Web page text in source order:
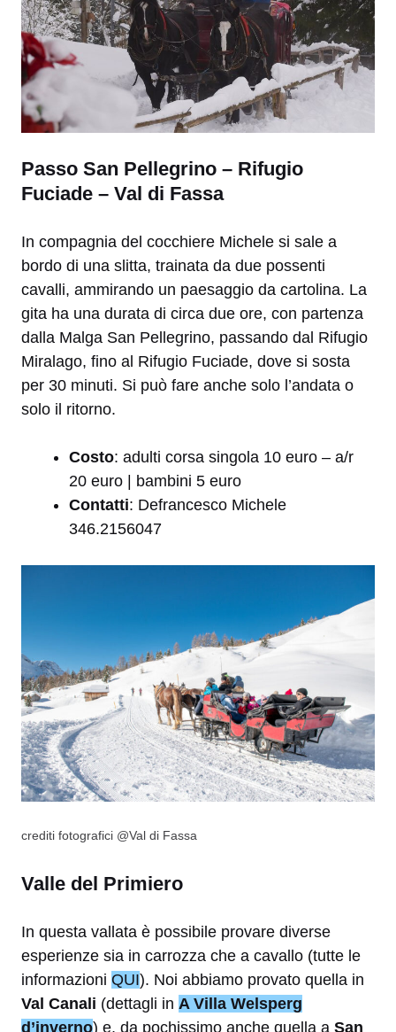
Passo San Pellegrino – Rifugio
Fuciade – Val di Fassa
In compagnia del cocchiere Michele si sale a
bordo di una slitta, trainata da due possenti
cavalli, ammirando un paesaggio da cartolina. La
gita ha una durata di circa due ore, con partenza
dalla Malga San Pellegrino, passando dal Rifugio
Miralago, fino al Rifugio Fuciade, dove si sosta
per 30 minuti. Si può fare anche solo l’andata o
solo il ritorno.
Costo: adulti corsa singola 10 euro – a/r
20 euro | bambini 5 euro
Contatti: Defrancesco Michele
346.2156047
crediti fotografici @Val di Fassa
Valle del Primiero
In questa vallata è possibile provare diverse
esperienze sia in carrozza che a cavallo (tutte le
informazioni QUI). Noi abbiamo provato quella in
Val Canali (dettagli in A Villa Welsperg
d’inverno) e, da pochissimo anche quella a San